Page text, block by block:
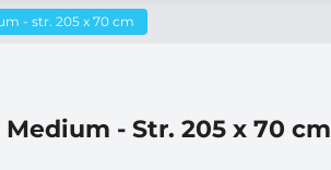
- str. 205 x 70 cm
- Str. 205 x 70 cm